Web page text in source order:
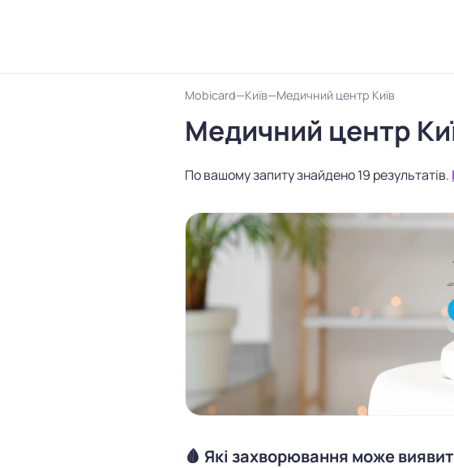
Mobicard Київ Медичний центр Київ
Медичний центр
По вашому запиту знайдено 19 результатів.
🩸 Які захворювання може